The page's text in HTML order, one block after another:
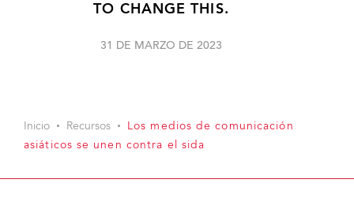
TO CHANGE THIS.
31 DE MARZO DE 2023
Inicio Recursos
Los medios de comunicación
asiáticos se unen contra el sida